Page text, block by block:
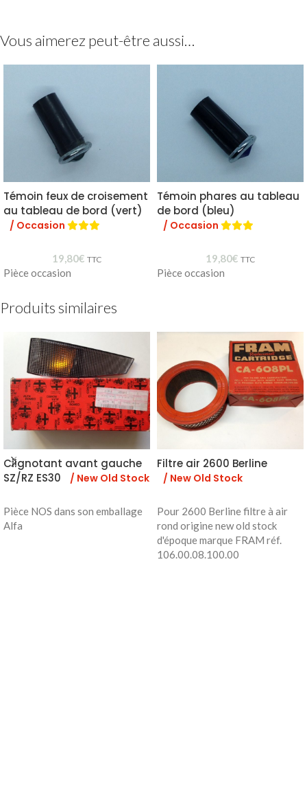
Vous aimerez peut-être aussi…
Témoin feux de croisement
au tableau de bord (vert)
/ Occasion
19,80€ TTC
Pièce occasion
Témoin phares au tableau
de bord (bleu)
/ Occasion
19,80€ TTC
Pièce occasion
Produits similaires
Clignotant avant gauche
SZ/RZ ES30
/ New Old Stock
Pièce NOS dans son emballage
Alfa
Filtre air 2600 Berline
/ New Old Stock
Pour 2600 Berline filtre à air
rond origine new old stock
d'époque marque FRAM réf.
106.00.08.100.00